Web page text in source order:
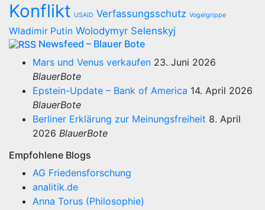
Konflikt USAID Verfassungsschutz Vogelgrippe
Wladimir Putin Wolodymyr Selenskyj
Newsfeed – Blauer Bote
Mars und Venus verkaufen 23. Juni 2026
BlauerBote
Epstein-Update – Bank of America 14. April 2026
BlauerBote
Berliner Erklärung zur Meinungsfreiheit 8. April
2026 BlauerBote
Empfohlene Blogs
AG Friedensforschung
analitik.de
Anna Torus (Philosophie)